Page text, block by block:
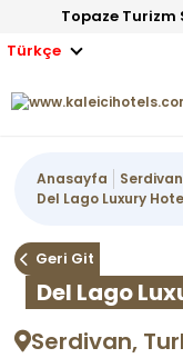
Topaze Turizm
Türkçe
Anasayfa
Del Lago Luxury
Geri Git
Del Lago
Serdivan,